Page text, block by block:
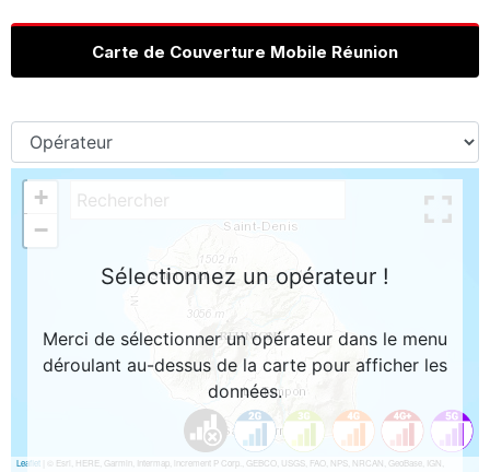
Carte de Couverture Mobile Réunion